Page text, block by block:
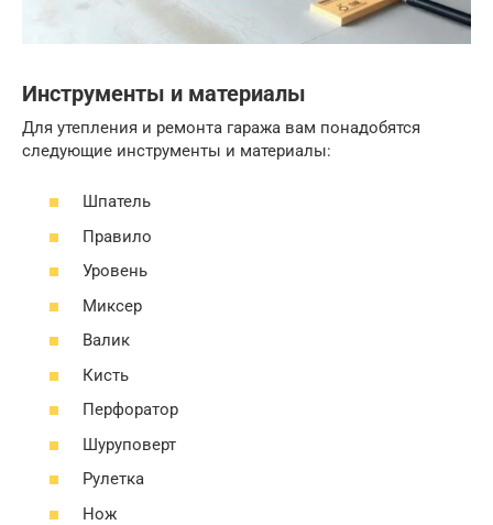
Инструменты и материалы
Для утепления и ремонта гаража вам понадобятся
следующие инструменты и материалы:
Шпатель
Правило
Уровень
Миксер
Валик
Кисть
Перфоратор
Шуруповерт
Рулетка
Нож